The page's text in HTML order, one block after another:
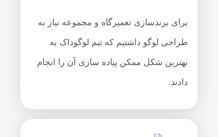
برای برندسازی تعمیرگاه و مجموعه نیاز به
طراحی لوگو داشتیم که تیم لوگوداک به
بهترین شکل ممکن پیاده سازی آن را انجام
دادند.